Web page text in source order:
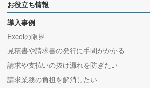
お役立ち情報
導入事例
Excelの限界
見積書や請求書の発行に手間がかかる
請求や支払いの抜け漏れを防ぎたい
請求業務の負担を解消したい